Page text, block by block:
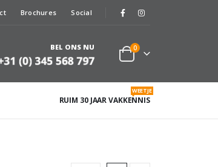
Brochures Social
BEL ONS NU 0
RUIM 30 JAAR VAKKENNIS
WEETJE